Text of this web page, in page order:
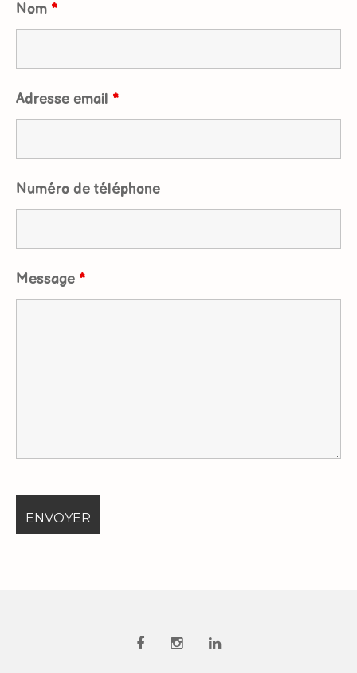
Nom *
Adresse email *
Numéro de téléphone
Message *